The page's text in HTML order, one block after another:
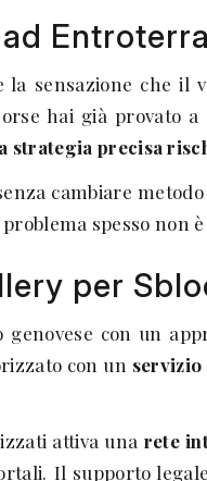
la sensazione che
hai già provato
strategia precisa
cambiare
spesso non
per
con un
con un
attiva una rete
Il supporto